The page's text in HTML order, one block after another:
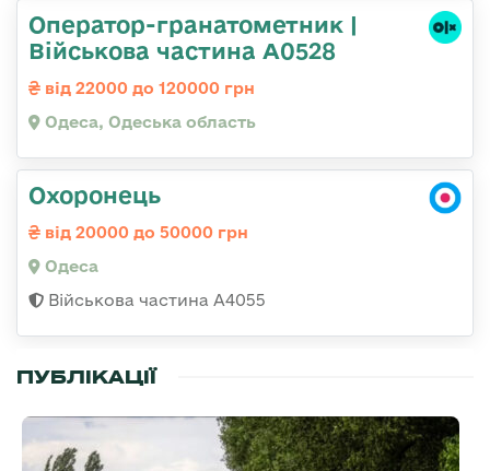
Оператор-гранатометник |
Військова частина А0528
від 22000 до 120000 грн
Одеса, Одеська область
Охоронець
від 20000 до 50000 грн
Одеса
Військова частина А4055
ПУБЛІКАЦІЇ